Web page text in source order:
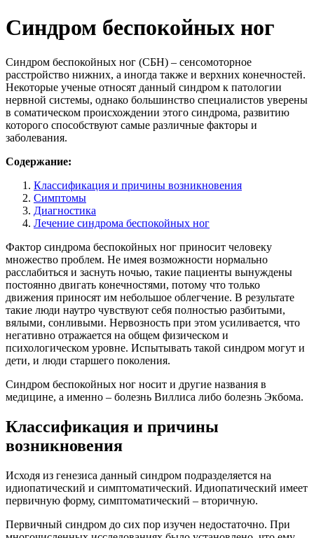
Синдром беспокойных ног
Синдром беспокойных ног (СБН) – сенсомоторное
расстройство нижних, а иногда также и верхних конечностей.
Некоторые ученые относят данный синдром к патологии
нервной системы, однако большинство специалистов уверены
в соматическом происхождении этого синдрома, развитию
которого способствуют самые различные факторы и
заболевания.
Содержание:
Классификация и причины возникновения
Симптомы
Диагностика
Лечение синдрома беспокойных ног
Фактор синдрома беспокойных ног приносит человеку
множество проблем. Не имея возможности нормально
расслабиться и заснуть ночью, такие пациенты вынуждены
постоянно двигать конечностями, потому что только
движения приносят им небольшое облегчение. В результате
такие люди наутро чувствуют себя полностью разбитыми,
вялыми, сонливыми. Нервозность при этом усиливается, что
негативно отражается на общем физическом и
психологическом уровне. Испытывать такой синдром могут и
дети, и люди старшего поколения.
Синдром беспокойных ног носит и другие названия в
медицине, а именно – болезнь Виллиса либо болезнь Экбома.
Классификация и причины
возникновения
Исходя из генезиса данный синдром подразделяется на
идиопатический и симптоматический. Идиопатический имеет
первичную форму, симптоматический – вторичную.
Первичный синдром до сих пор изучен недостаточно. При